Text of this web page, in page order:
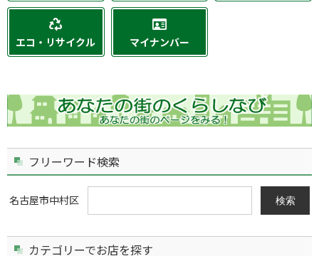
エコ・リサイクル マイナンバー
フリーワード検索
名古屋市中村区 検索
カテゴリーでお店を探す